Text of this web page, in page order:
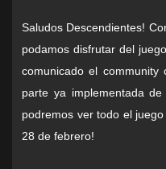
Saludos Descendientes!
podamos disfrutar del
comunicado el community
parte ya implementada
podremos ver todo el
28 de febrero!